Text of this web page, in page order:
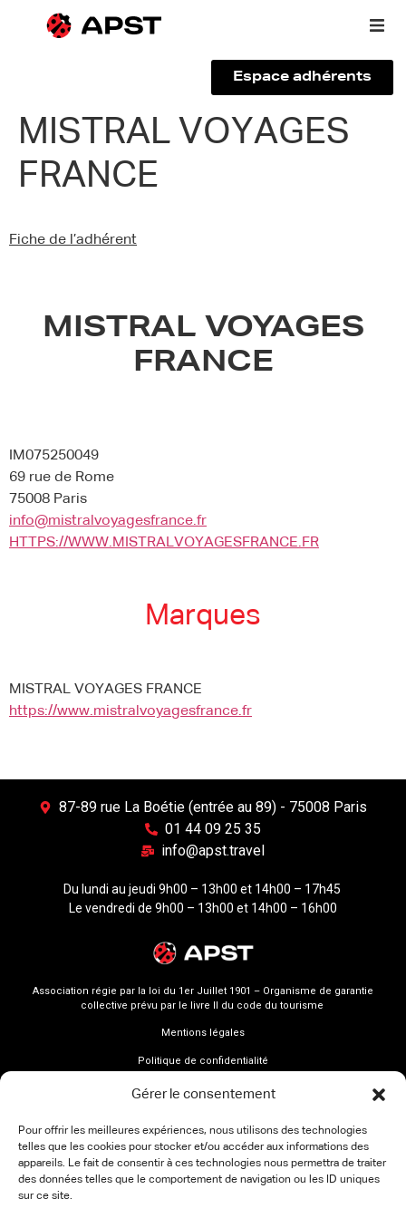
Gérer le consentement
Pour offrir les meilleures expériences, nous utilisons des technologies
telles que les cookies pour stocker et/ou accéder aux informations des
appareils. Le fait de consentir à ces technologies nous permettra de traiter
des données telles que le comportement de navigation ou les ID uniques
sur ce site.
Qui sommes-nous ?
Vous êtes un voyageur
Espace adhérents
MISTRAL VOYAGES
FRANCE
Fiche de l’adhérent
MISTRAL VOYAGES
FRANCE
IM075250049
69 rue de Rome
75008 Paris
info@mistralvoyagesfrance.fr
HTTPS://WWW.MISTRALVOYAGESFRANCE.FR
Marques
MISTRAL VOYAGES FRANCE
https://www.mistralvoyagesfrance.fr
87-89 rue La Boétie (entrée au 89) - 75008 Paris
01 44 09 25 35
info@apst.travel
Du lundi au jeudi 9h00 – 13h00 et 14h00 – 17h45
Le vendredi de 9h00 – 13h00 et 14h00 – 16h00
Association régie par la loi du 1er Juillet 1901 – Organisme de garantie
collective prévu par le livre II du code du tourisme
Mentions légales
Politique de confidentialité